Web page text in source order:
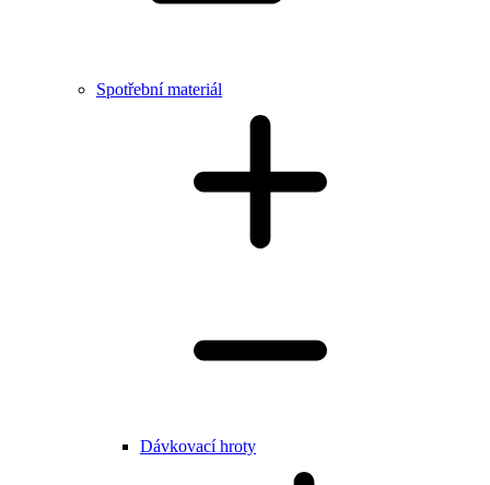
Spotřební materiál
Dávkovací hroty